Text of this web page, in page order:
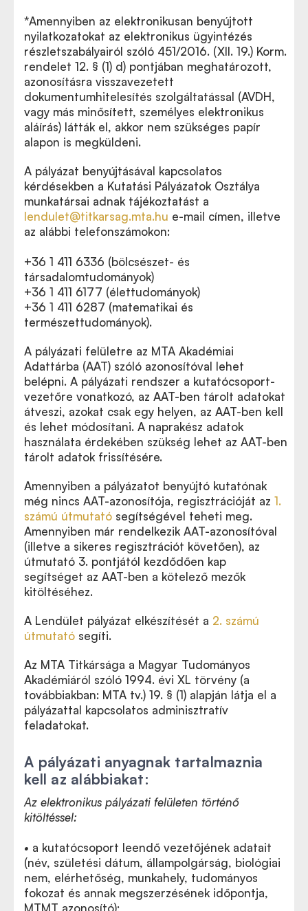
*Amennyiben az elektronikusan benyújtott
nyilatkozatokat az elektronikus ügyintézés
részletszabályairól szóló 451/2016. (XII. 19.) Korm.
rendelet 12. § (1) d) pontjában meghatározott,
azonosításra visszavezetett
dokumentumhitelesítés szolgáltatással (AVDH,
vagy más minősített, személyes elektronikus
aláírás) látták el, akkor nem szükséges papír
alapon is megküldeni.
A pályázat benyújtásával kapcsolatos
kérdésekben a Kutatási Pályázatok Osztálya
munkatársai adnak tájékoztatást a
lendulet@titkarsag.mta.hu e-mail címen, illetve
az alábbi telefonszámokon:
+36 1 411 6336 (bölcsészet- és
társadalomtudományok)
+36 1 411 6177 (élettudományok)
+36 1 411 6287 (matematikai és
természettudományok).
A pályázati felületre az MTA Akadémiai
Adattárba (AAT) szóló azonosítóval lehet
belépni. A pályázati rendszer a kutatócsoport-
vezetőre vonatkozó, az AAT-ben tárolt adatokat
átveszi, azokat csak egy helyen, az AAT-ben kell
és lehet módosítani. A naprakész adatok
használata érdekében szükség lehet az AAT-ben
tárolt adatok frissítésére.
Amennyiben a pályázatot benyújtó kutatónak
még nincs AAT-azonosítója, regisztrációját az 1.
számú útmutató segítségével teheti meg.
Amennyiben már rendelkezik AAT-azonosítóval
(illetve a sikeres regisztrációt követően), az
útmutató 3. pontjától kezdődően kap
segítséget az AAT-ben a kötelező mezők
kitöltéséhez.
A Lendület pályázat elkészítését a 2. számú
útmutató segíti.
Az MTA Titkársága a Magyar Tudományos
Akadémiáról szóló 1994. évi XL törvény (a
továbbiakban: MTA tv.) 19. § (1) alapján látja el a
pályázattal kapcsolatos adminisztratív
feladatokat.
A pályázati anyagnak tartalmaznia
kell az alábbiakat:
Az elektronikus pályázati felületen történő
kitöltéssel:
• a kutatócsoport leendő vezetőjének adatait
(név, születési dátum, állampolgárság, biológiai
nem, elérhetőség, munkahely, tudományos
fokozat és annak megszerzésének időpontja,
MTMT azonosító);